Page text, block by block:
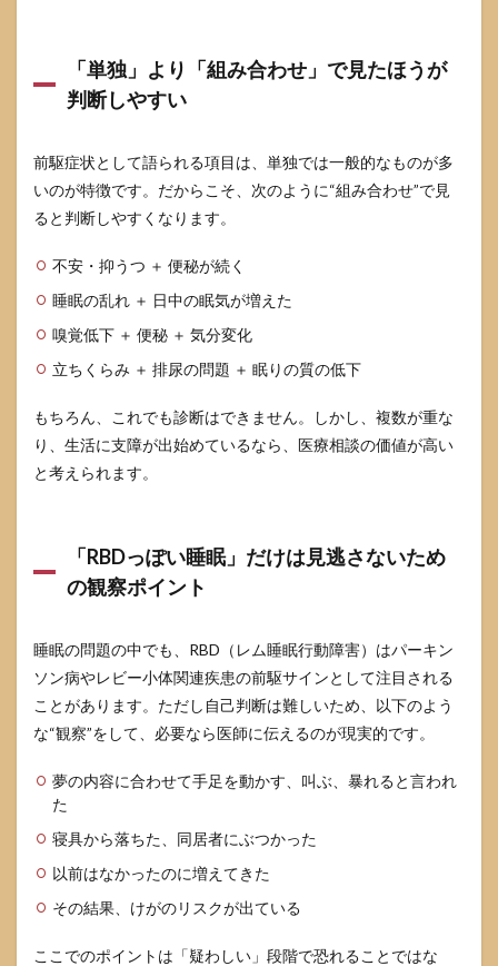
「単独」より「組み合わせ」で見たほうが
判断しやすい
前駆症状として語られる項目は、単独では一般的なものが多
いのが特徴です。だからこそ、次のように“組み合わせ”で見
ると判断しやすくなります。
不安・抑うつ ＋ 便秘が続く
睡眠の乱れ ＋ 日中の眠気が増えた
嗅覚低下 ＋ 便秘 ＋ 気分変化
立ちくらみ ＋ 排尿の問題 ＋ 眠りの質の低下
もちろん、これでも診断はできません。しかし、複数が重な
り、生活に支障が出始めているなら、医療相談の価値が高い
と考えられます。
「RBDっぽい睡眠」だけは見逃さないため
の観察ポイント
睡眠の問題の中でも、RBD（レム睡眠行動障害）はパーキン
ソン病やレビー小体関連疾患の前駆サインとして注目される
ことがあります。ただし自己判断は難しいため、以下のよう
な“観察”をして、必要なら医師に伝えるのが現実的です。
夢の内容に合わせて手足を動かす、叫ぶ、暴れると言われ
た
寝具から落ちた、同居者にぶつかった
以前はなかったのに増えてきた
その結果、けがのリスクが出ている
ここでのポイントは「疑わしい」段階で恐れることではな